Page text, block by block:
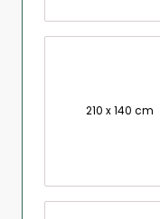
210 x 140 cm